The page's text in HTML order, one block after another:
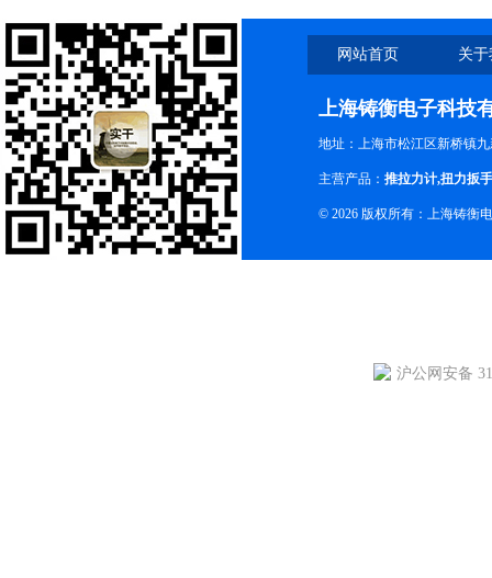
网站首页 关
上海铸衡电子科技
地址：上海市松江区新桥镇
主营产品： 推拉力计,扭力扳手
© 2026 版权所有：上海铸衡
沪公网安备